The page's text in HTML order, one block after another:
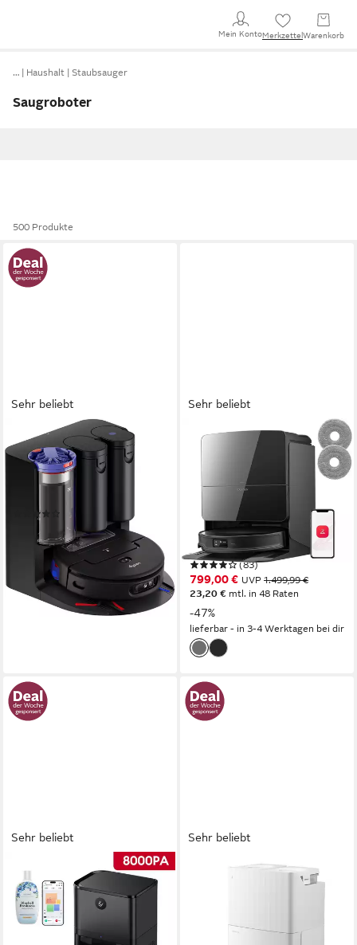
Mein KontoMerkzettel Warenkorb
… Haushalt Staubsauger
Saugroboter
500 Produkte
Sehr beliebt
DYSON
Saugroboter mit
Wischfunktion spot+scrub Ai
Größe Staubbehälter
(48)
UVP1.199,00 €
nur bis Dienstag
mtl. in 48 Raten
lieferbar - am nächsten Werktag
Sehr beliebt
ROBOROCK
Saugroboter Saros 10R
(Upgrade von S8 MaxV
Ultra)22000 Pa mit
Wischfunktion
2,5 l Größe Staubbehälter
3D TOF Solid State LIDAR
(83)
799,00 € UVP 1.499,99 €
23,20 € mtl. in 48 Raten
-47%
lieferbar - in 3-4 Werktagen bei dir
Sehr beliebt
ULTENIC
Nass-Trocken-Saugroboter
mit wischfunktion,AI-
gestützte Laser-
Sehr beliebt
ROBOROCK
Plus)Saugkraft Saugroboter